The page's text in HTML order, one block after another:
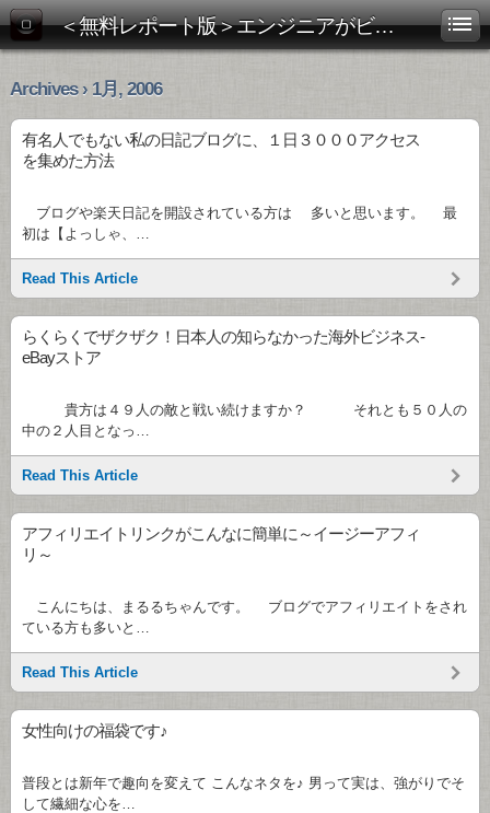
＜無料レポート版＞エンジニアがビジネス書を斬る！
Archives › 1月, 2006
有名人でもない私の日記ブログに、１日３０００アクセス
を集めた方法
ブログや楽天日記を開設されている方は 多いと思います。 最
初は【よっしゃ、…
Read This Article
らくらくでザクザク！日本人の知らなかった海外ビジネス-
eBayストア
貴方は４９人の敵と戦い続けますか？ それとも５０人の
中の２人目となっ…
Read This Article
アフィリエイトリンクがこんなに簡単に～イージーアフィ
リ～
こんにちは、まるるちゃんです。 ブログでアフィリエイトをされ
ている方も多いと…
Read This Article
女性向けの福袋です♪
普段とは新年で趣向を変えて こんなネタを♪ 男って実は、強がりでそ
して繊細な心を…